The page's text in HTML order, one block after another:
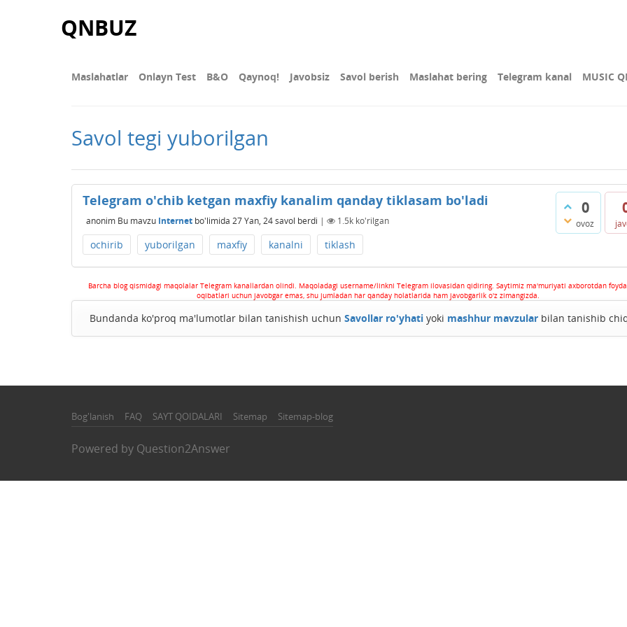
QNBUZ
Maslahatlar Onlayn Test В&О Qaynoq! Javobsiz Savol berish Maslahat bering Telegram kanal MUSIC
Savol tegi yuborilgan
0
ovoz
Telegram o'chib ketgan maxfiy kanalim qanday tiklasam bo'ladi
anonim Bu mavzu Internet bo'limida 27 Yan, 24savol berdi | 1.5k ko'rilgan
ochirib yuborilgan maxfiy kanalni tiklash
Barcha blog qismidagi maqolalar Telegram kanallardan olindi. Maqoladagi username/linkni Telegram ilovasidan qidiring. Saytimiz ma'muriyati axborotdan
oqibatlari uchun javobgar emas, shu jumladan har qanday holatlarida ham javobgarlik o'z zimangizda.
Bundanda ko'proq ma'lumotlar bilan tanishish uchun Savollar ro'yhatiyoki mashhur mavzularbilan tanishib
Bog'lanish FAQ SAYT QOIDALARI Sitemap Sitemap-blog
Powered by Question2Answer